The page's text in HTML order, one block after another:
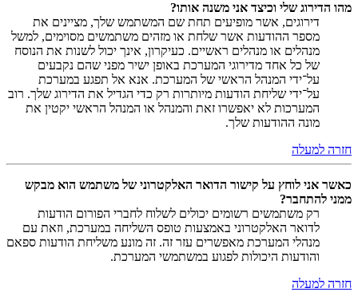
מהו הדירוג שלי וכיצד אני משנה אותו?
דירוגים, אשר מופיעים תחת שם המשתמש שלך, מציינים את
מספר ההודעות אשר שלחת או מזהים משתמשים מסוימים, למשל
מנהלים או מנהלים ראשיים. כעיקרון, אינך יכול לשנות את הנוסח
של כל אחד מדירוגי המערכת באופן ישיר מפני שהם נקבעים
על־ידי המנהל הראשי של המערכת. אנא אל תפגע במערכת
על־ידי שליחת הודעות מיותרות רק כדי הגדיל את הדירוג שלך. רוב
המערכות לא יאפשרו זאת והמנהל או המנהל הראשי יקטין את
מונה ההודעות שלך.
חזרה למעלה
כאשר אני לוחץ על קישור הדואר האלקטרוני של משתמש הוא מבקש
ממני להתחבר?
רק משתמשים רשומים יכולים לשלוח לחברי הפורום הודעות
לדואר האלקטרוני באמצעות טופס השליחה במערכת, וזאת עם
מנהלי המערכת מאפשרים עזר זה. זה מונע משליחת הודעות ספאם
והודעות היכולות לפגוע במשתמשי המערכת.
חזרה למעלה